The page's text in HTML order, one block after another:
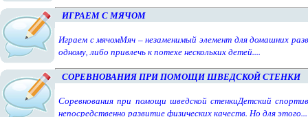
ИГРАЕМ С МЯЧОМ
Играем с мячомМяч – незаменимый элемент для домашних
одному, либо привлечь к потехе нескольких детей....
СОРЕВНОВАНИЯ ПРИ ПОМОЩИ ШВЕДСКОЙ СТЕНКИ
Соревнования при помощи шведской стенкиДетский
непосредственно развитие физических качеств. Но для этого...